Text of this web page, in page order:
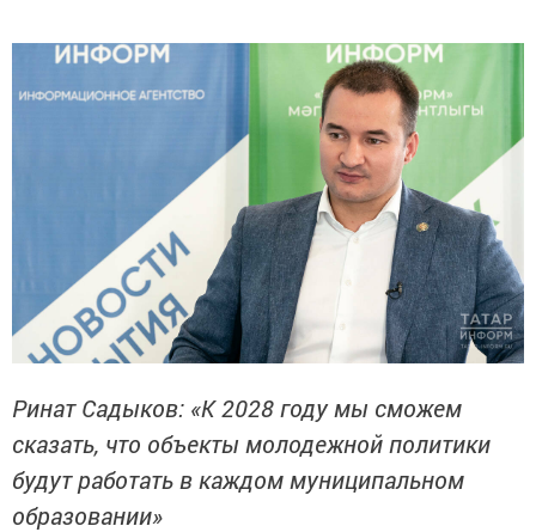
Ринат Садыков: «К 2028 году мы сможем
сказать, что объекты молодежной политики
будут работать в каждом муниципальном
образовании»